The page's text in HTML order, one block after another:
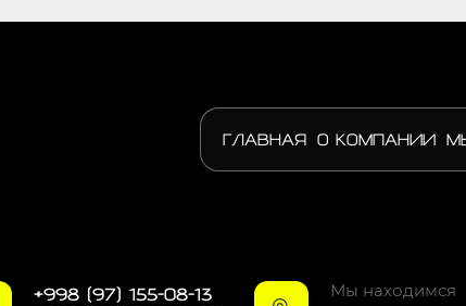
ГЛАВНАЯ О КОМПАНИИ
Мы находимся
+998 (97) 155-08-13